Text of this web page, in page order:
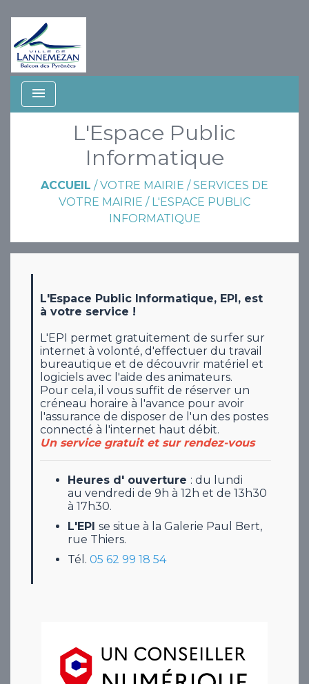
menu
L'Espace Public
Informatique
ACCUEIL /VOTRE MAIRIE /SERVICES DE
VOTRE MAIRIE / L'ESPACE PUBLIC
INFORMATIQUE
L'Espace Public Informatique, EPI, est
à votre service !
L'EPI permet gratuitement de surfer sur
internet à volonté, d'effectuer du travail
bureautique et de découvrir matériel et
logiciels avec l'aide des animateurs.
Pour cela, il vous suffit de réserver un
créneau horaire à l'avance pour avoir
l'assurance de disposer de l'un des postes
connecté à l'internet haut débit.
Un service gratuit et sur rendez-vous
Heures d' ouverture : du lundi
au vendredi de 9h à 12h et de 13h30
à 17h30.
L'EPI se situe à la Galerie Paul Bert,
rue Thiers.
Tél. 05 62 99 18 54